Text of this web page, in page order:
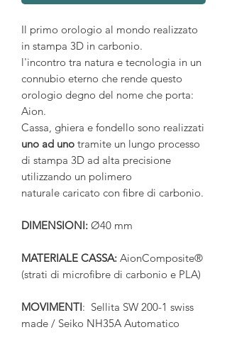
Il primo orologio al mondo realizzato
in stampa 3D in carbonio.
l'incontro tra natura e tecnologia in un
connubio eterno che rende questo
orologio degno del nome che porta:
Aion.
Cassa, ghiera e fondello sono realizzati
uno ad uno tramite un lungo processo
di stampa 3D ad alta precisione
utilizzando un polimero
naturale caricato con fibre di carbonio.
DIMENSIONI: Ø40 mm
MATERIALE CASSA: AionComposite®
(strati di microfibre di carbonio e PLA)
MOVIMENTI: Sellita SW 200-1 swiss
made / Seiko NH35A Automatico